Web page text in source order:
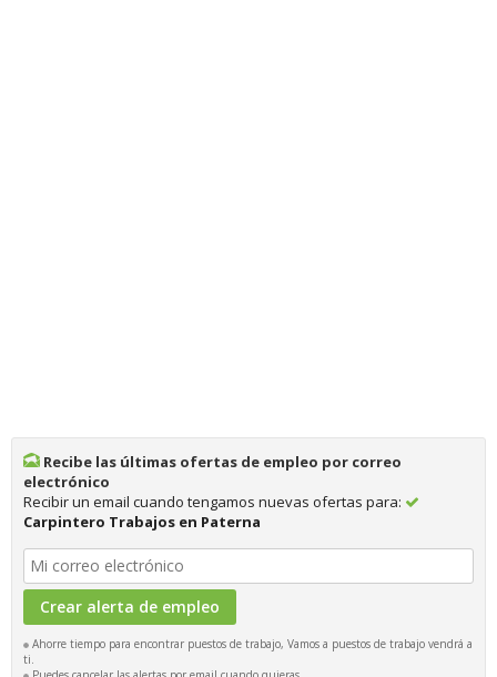
Recibe las últimas ofertas de empleo por correo
electrónico
Recibir un email cuando tengamos nuevas ofertas para:
Carpintero Trabajos en Paterna
Ahorre tiempo para encontrar puestos de trabajo, Vamos a puestos de trabajo vendrá a
ti.